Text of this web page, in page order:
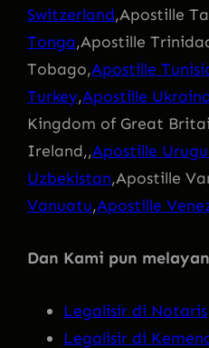
Switzerland,Apostille
Tonga,Apostille
Tobago,Apostille
Turkey,Apostille
Kingdom of Great
Ireland,,Apostille
Uzbekistan,Apostille
Vanuatu,Apostille
Dan Kami pun
Legalisir di Notaris
Legalisir di